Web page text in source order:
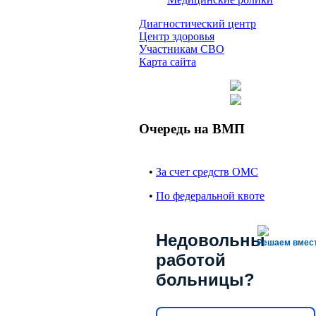
Диагностический центр
Центр здоровья
Участникам СВО
Карта сайта
Очередь на ВМП
• За счет средств ОМС
• По федеральной квоте
Решаем
Недовольны
работой
больницы?